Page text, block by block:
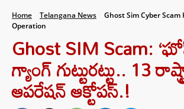
Home Telangana News
Ghost Sim Cyber Scam
Operation
Ghost SIM Scam:
గ్యాంగ్ గుట్టురట్టు.. 13
ఆపరేషన్ ఆక్టోపస్.!